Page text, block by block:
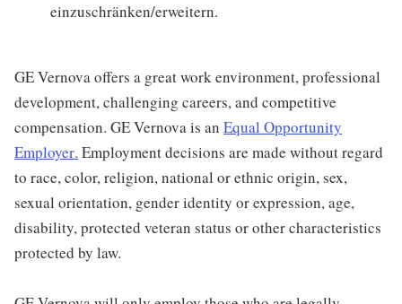
einzuschränken/erweitern.
GE Vernova offers a great work environment, professional
development, challenging careers, and competitive
compensation. GE Vernova is an Equal Opportunity
Employer. Employment decisions are made without regard
to race, color, religion, national or ethnic origin, sex,
sexual orientation, gender identity or expression, age,
disability, protected veteran status or other characteristics
protected by law.